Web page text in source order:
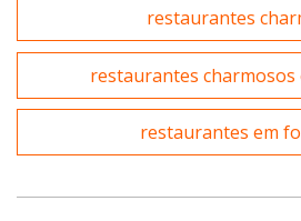
Sobremesas e
restaurantes
restaurantes charmosos
restaurantes em